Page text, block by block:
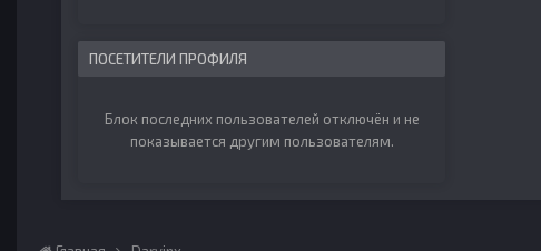
ПОСЕТИТЕЛИ ПРОФИЛЯ
Блок последних пользователей отключён и не
показывается другим пользователям.